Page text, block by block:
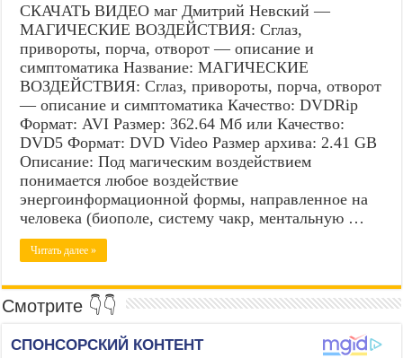
СКАЧАТЬ ВИДЕО маг Дмитрий Невский —
МАГИЧЕСКИЕ ВОЗДЕЙСТВИЯ: Сглаз,
привороты, порча, отворот — описание и
симптоматика Название: МАГИЧЕСКИЕ
ВОЗДЕЙСТВИЯ: Сглаз, привороты, порча, отворот
— описание и симптоматика Качество: DVDRip
Формат: AVI Размер: 362.64 Мб или Качество:
DVD5 Формат: DVD Video Размер архива: 2.41 GB
Описание: Под магическим воздействием
понимается любое воздействие
энергоинформационной формы, направленное на
человека (биополе, систему чакр, ментальную …
Читать далее »
Смотрите 👇👇